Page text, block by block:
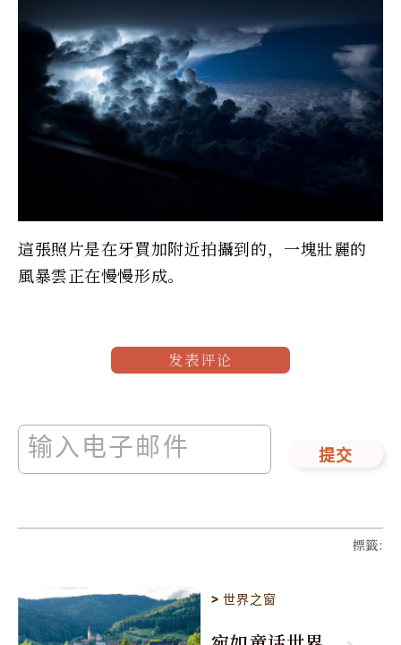
這張照片是在牙買加附近拍攝到的，一塊壯麗的
風暴雲正在慢慢形成。
发表评论
提交
標籤:
>世界之窗